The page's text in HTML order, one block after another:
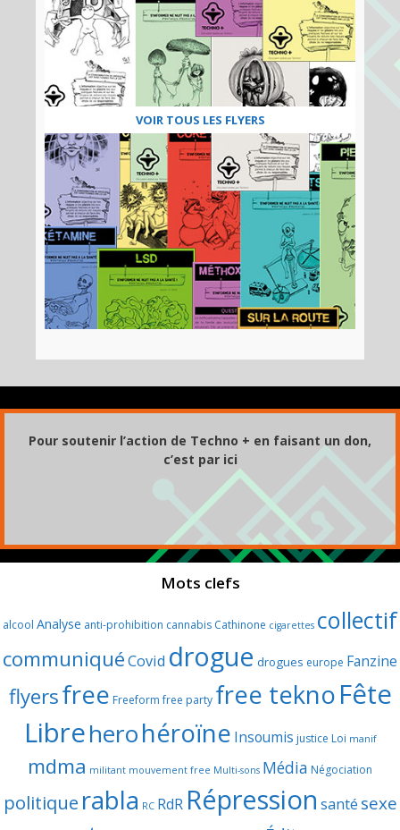
VOIR TOUS LES FLYERS
Pour soutenir l’action de Techno + en faisant un don,
c’est par ici
Mots clefs
alcool Analyse anti-prohibition cannabis Cathinone cigarettes collectif
communiquéCovid drogue drogues europe Fanzine
flyersfree Freeform free party free teknoFête
Libreherohéroïne Insoumis justice Loi manif
mdma militant mouvement free Multi-sons Média Négociation
politique rabla RC RdR Répression santé sexe